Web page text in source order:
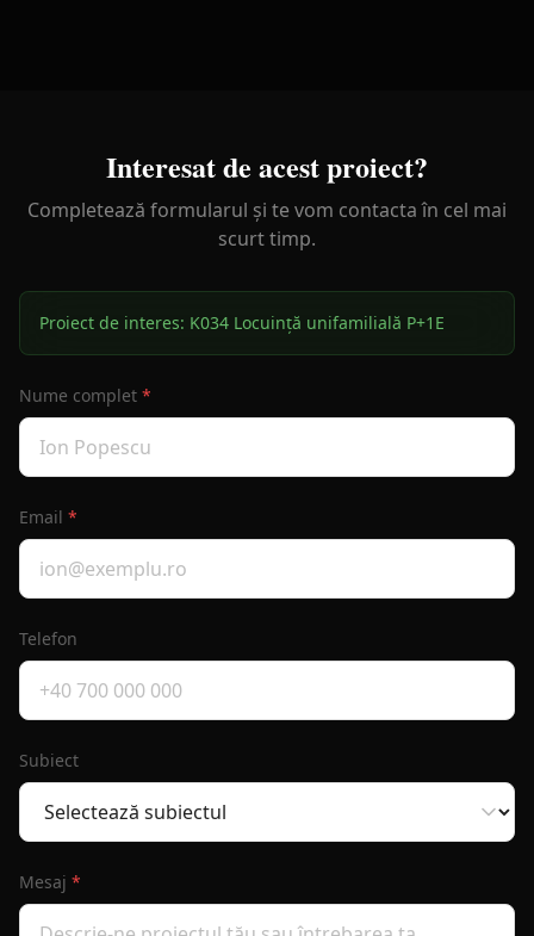
Interesat de acest proiect?
Completează formularul și te vom contacta în cel mai
scurt timp.
Proiect de interes: K034 Locuință unifamilială P+1E
Nume complet *
Email *
Telefon
Subiect
Mesaj *